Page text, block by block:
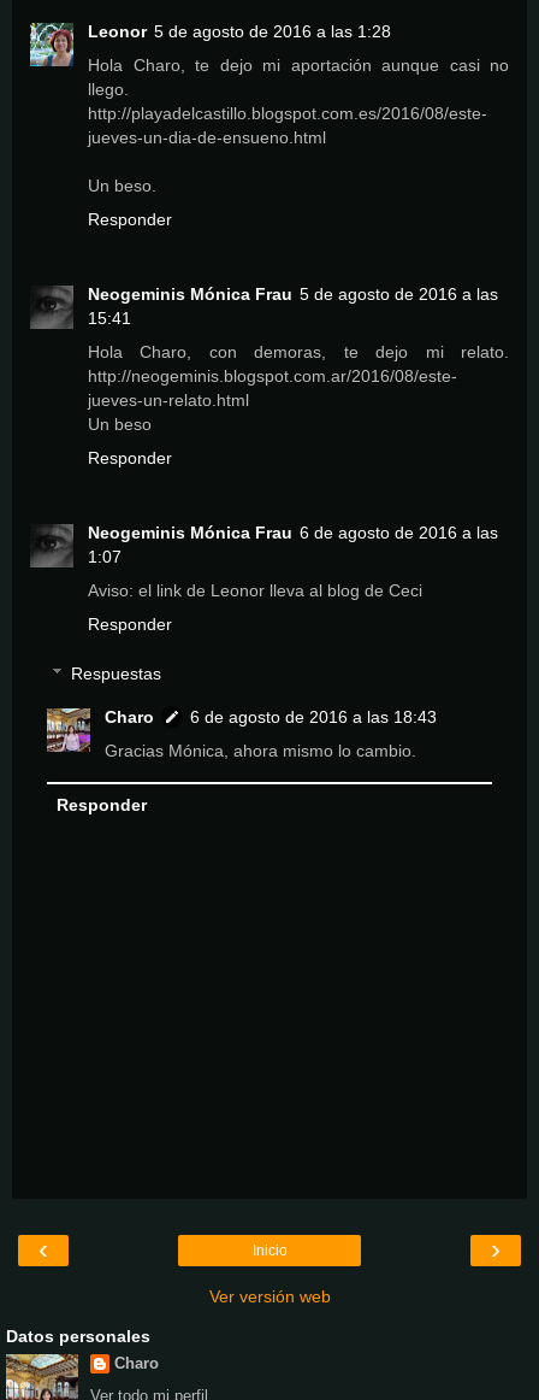
Leonor 5 de agosto de 2016 a las 1:28
Hola Charo, te dejo mi aportación aunque casi no
llego.
http://playadelcastillo.blogspot.com.es/2016/08/este-
jueves-un-dia-de-ensueno.html
Un beso.
Responder
Neogeminis Mónica Frau 5 de agosto de 2016 a las
15:41
Hola Charo, con demoras, te dejo mi relato.
http://neogeminis.blogspot.com.ar/2016/08/este-
jueves-un-relato.html
Un beso
Responder
Neogeminis Mónica Frau 6 de agosto de 2016 a las
1:07
Aviso: el link de Leonor lleva al blog de Ceci
Responder
Respuestas
Charo
6 de agosto de 2016 a las 18:43
Gracias Mónica, ahora mismo lo cambio.
Responder
‹ ›
Inicio
Ver versión web
Datos personales
Charo
Ver todo mi perfil